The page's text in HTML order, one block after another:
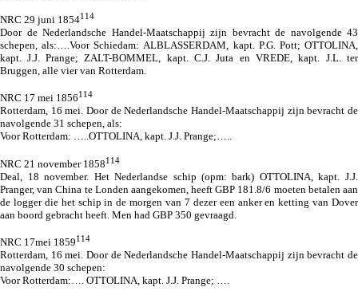
NRC 29 juni 1854114
Door de Nederlandsche Handel-Maatschappij zijn bevracht de navolgende 43
schepen, als:….Voor Schiedam: ALBLASSERDAM, kapt. P.G. Pott; OTTOLINA,
kapt. J.J. Prange; ZALT-BOMMEL, kapt. C.J. Juta en VREDE, kapt. J.L. ter
Bruggen, alle vier van Rotterdam.
NRC 17 mei 1856114
Rotterdam, 16 mei. Door de Nederlandsche Handel-Maatschappij zijn bevracht de
navolgende 31 schepen, als:
Voor Rotterdam: …..OTTOLINA, kapt. J.J. Prange;…..
NRC 21 november 1858114
Deal, 18 november. Het Nederlandse schip (opm: bark) OTTOLINA, kapt. J.J.
Pranger, van China te Londen aangekomen, heeft GBP 181.8/6 moeten betalen aan
de logger die het schip in de morgen van 7 dezer een anker en ketting van Dover
aan boord gebracht heeft. Men had GBP 350 gevraagd.
NRC 17mei 1859114
Rotterdam, 16 mei. Door de Nederlandsche Handel-Maatschappij zijn bevracht de
navolgende 30 schepen:
Voor Rotterdam:…. OTTOLINA, kapt. J.J. Prange; ….